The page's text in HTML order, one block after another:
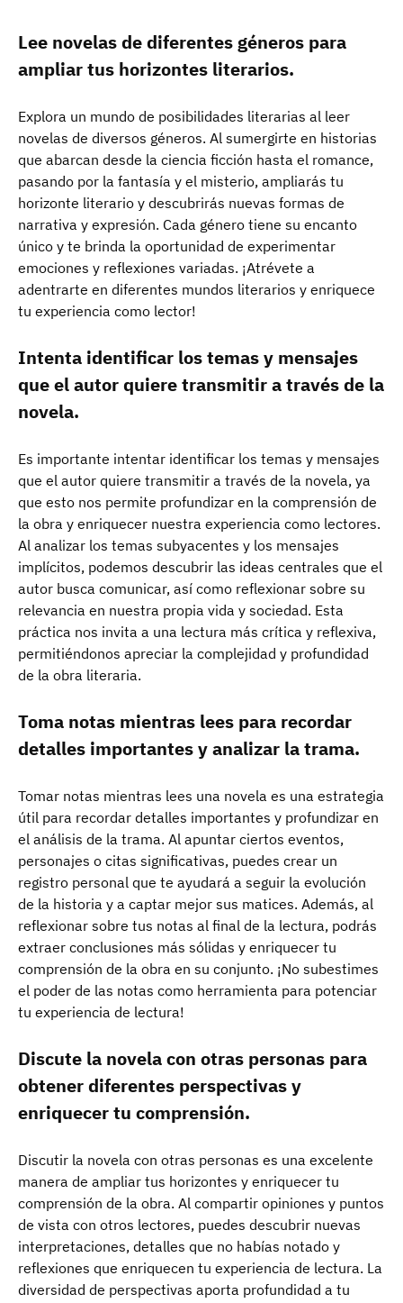
Lee novelas de diferentes géneros para
ampliar tus horizontes literarios.
Explora un mundo de posibilidades literarias al leer
novelas de diversos géneros. Al sumergirte en historias
que abarcan desde la ciencia ficción hasta el romance,
pasando por la fantasía y el misterio, ampliarás tu
horizonte literario y descubrirás nuevas formas de
narrativa y expresión. Cada género tiene su encanto
único y te brinda la oportunidad de experimentar
emociones y reflexiones variadas. ¡Atrévete a
adentrarte en diferentes mundos literarios y enriquece
tu experiencia como lector!
Intenta identificar los temas y mensajes
que el autor quiere transmitir a través de la
novela.
Es importante intentar identificar los temas y mensajes
que el autor quiere transmitir a través de la novela, ya
que esto nos permite profundizar en la comprensión de
la obra y enriquecer nuestra experiencia como lectores.
Al analizar los temas subyacentes y los mensajes
implícitos, podemos descubrir las ideas centrales que el
autor busca comunicar, así como reflexionar sobre su
relevancia en nuestra propia vida y sociedad. Esta
práctica nos invita a una lectura más crítica y reflexiva,
permitiéndonos apreciar la complejidad y profundidad
de la obra literaria.
Toma notas mientras lees para recordar
detalles importantes y analizar la trama.
Tomar notas mientras lees una novela es una estrategia
útil para recordar detalles importantes y profundizar en
el análisis de la trama. Al apuntar ciertos eventos,
personajes o citas significativas, puedes crear un
registro personal que te ayudará a seguir la evolución
de la historia y a captar mejor sus matices. Además, al
reflexionar sobre tus notas al final de la lectura, podrás
extraer conclusiones más sólidas y enriquecer tu
comprensión de la obra en su conjunto. ¡No subestimes
el poder de las notas como herramienta para potenciar
tu experiencia de lectura!
Discute la novela con otras personas para
obtener diferentes perspectivas y
enriquecer tu comprensión.
Discutir la novela con otras personas es una excelente
manera de ampliar tus horizontes y enriquecer tu
comprensión de la obra. Al compartir opiniones y puntos
de vista con otros lectores, puedes descubrir nuevas
interpretaciones, detalles que no habías notado y
reflexiones que enriquecen tu experiencia de lectura. La
diversidad de perspectivas aporta profundidad a tu